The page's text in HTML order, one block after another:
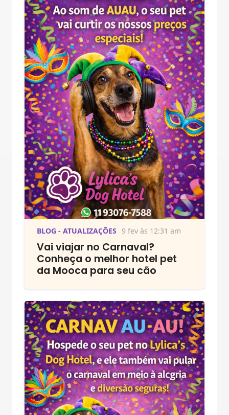
BLOG - ATUALIZAÇÕES 9 fev às 12:31 am
Vai viajar no Carnaval?
Conheça o melhor hotel pet
da Mooca para seu cão